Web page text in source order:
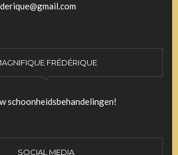
FRÉDÉRIQUE
schoonheidsbehandelingen!
SOCIAL MEDIA